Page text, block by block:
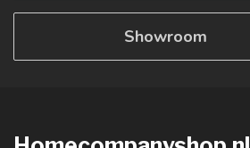
Showroom